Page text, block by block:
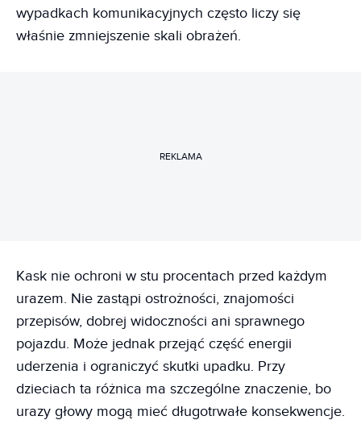
wypadkach komunikacyjnych często liczy się
właśnie zmniejszenie skali obrażeń.
REKLAMA
Kask nie ochroni w stu procentach przed każdym
urazem. Nie zastąpi ostrożności, znajomości
przepisów, dobrej widoczności ani sprawnego
pojazdu. Może jednak przejąć część energii
uderzenia i ograniczyć skutki upadku. Przy
dzieciach ta różnica ma szczególne znaczenie, bo
urazy głowy mogą mieć długotrwałe konsekwencje.